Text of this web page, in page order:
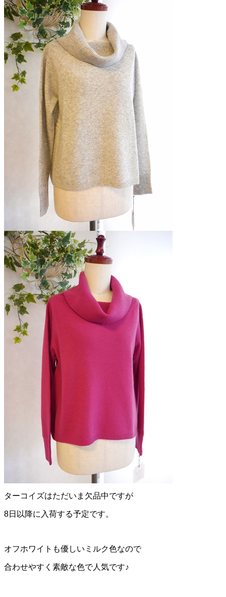
ターコイズはただいま欠品中ですが
8日以降に入荷する予定です。
オフホワイトも優しいミルク色なので
合わせやすく素敵な色で人気です♪